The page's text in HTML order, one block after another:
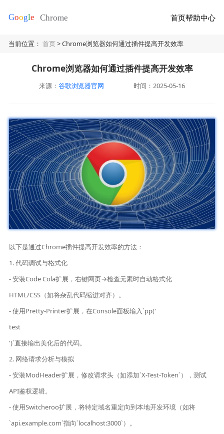
首页帮助中心
当前位置：首页> Chrome浏览器如何通过插件提高开发效率
Chrome浏览器如何通过插件提高开发效率
来源： 谷歌浏览器官网 时间：2025-05-16
以下是通过Chrome插件提高开发效率的方法：
1. 代码调试与格式化
- 安装Code Cola扩展，右键网页→检查元素时自动格式化
HTML/CSS（如将杂乱代码缩进对齐）。
- 使用Pretty-Printer扩展，在Console面板输入`pp('
test
')`直接输出美化后的代码。
2. 网络请求分析与模拟
- 安装ModHeader扩展，修改请求头（如添加`X-Test-Token`），测试
API鉴权逻辑。
- 使用Switcheroo扩展，将特定域名重定向到本地开发环境（如将
`api.example.com`指向`localhost:3000`）。